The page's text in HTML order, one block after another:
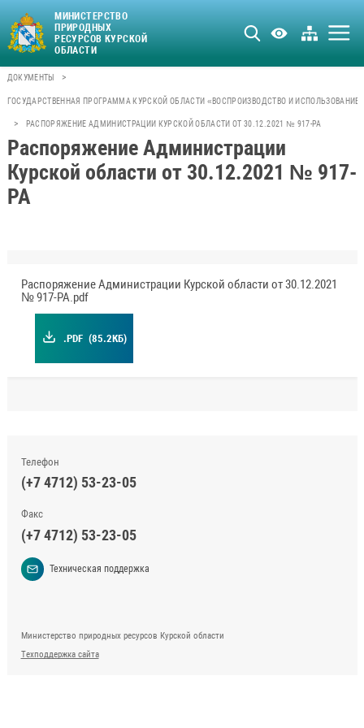
МИНИСТЕРСТВО
ПРИРОДНЫХ
РЕСУРСОВ КУРСКОЙ
ОБЛАСТИ
ДОКУМЕНТЫ >
ГОСУДАРСТВЕННАЯ ПРОГРАММА КУРСКОЙ ОБЛАСТИ «ВОСПРОИЗВОДСТВО И
> РАСПОРЯЖЕНИЕ АДМИНИСТРАЦИИ КУРСКОЙ ОБЛАСТИ ОТ 30.12.2021 № 917-РА
Распоряжение Администрации
Курской области от 30.12.2021 № 917-
РА
Распоряжение Администрации Курской области от 30.12.2021
№ 917-РА.pdf
.PDF (85.2КБ)
Телефон
(+7 4712) 53-23-05
Факс
(+7 4712) 53-23-05
Техническая поддержка
Министерство природных ресурсов Курской области
Техподдержка сайта